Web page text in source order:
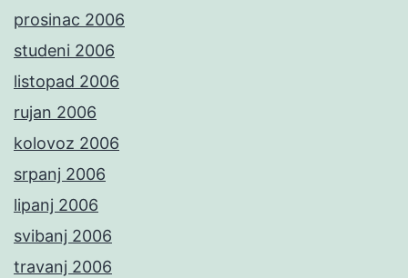
prosinac 2006
studeni 2006
listopad 2006
rujan 2006
kolovoz 2006
srpanj 2006
lipanj 2006
svibanj 2006
travanj 2006